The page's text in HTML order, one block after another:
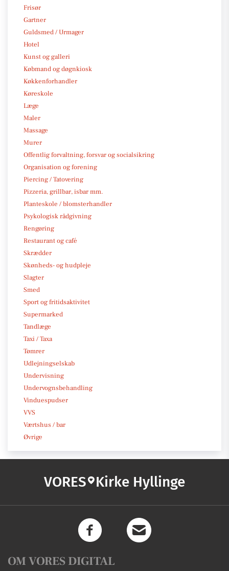
Frisør
Gartner
Guldsmed / Urmager
Hotel
Kunst og galleri
Købmand og døgnkiosk
Køkkenforhandler
Køreskole
Læge
Maler
Massage
Murer
Offentlig forvaltning, forsvar og socialsikring
Organisation og forening
Piercing / Tatovering
Pizzeria, grillbar, isbar mm.
Planteskole / blomsterhandler
Psykologisk rådgivning
Rengøring
Restaurant og café
Skrædder
Skønheds- og hudpleje
Slagter
Smed
Sport og fritidsaktivitet
Supermarked
Tandlæge
Taxi / Taxa
Tømrer
Udlejningselskab
Undervisning
Undervognsbehandling
Vinduespudser
VVS
Værtshus / bar
Øvrige
VORES Kirke Hyllinge
OM VORES DIGITAL